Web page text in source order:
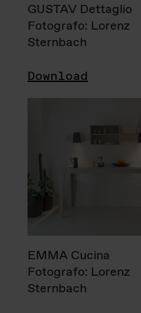
GUSTAV Dettaglio
Fotografo: Lorenz
Sternbach
Download
EMMA Cucina
Fotografo: Lorenz
Sternbach